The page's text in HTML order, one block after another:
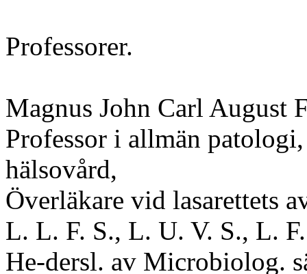
Professorer.
Magnus John Carl August
Professor i allmän
hälsovård,
Överläkare vid lasarettets
L. L. F. S., L. U. V. S., L.
He-dersl. av Microbiolog.